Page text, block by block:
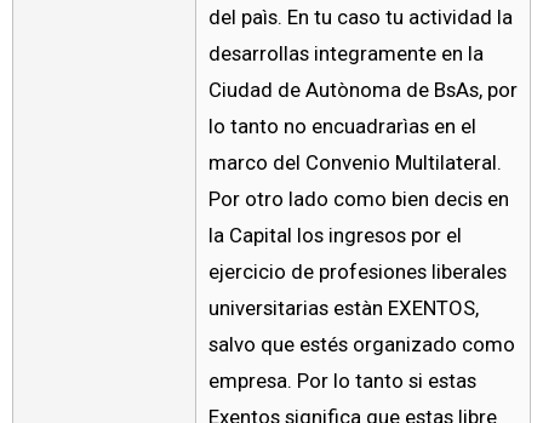
del paìs. En tu caso tu actividad la
desarrollas integramente en la
Ciudad de Autònoma de BsAs, por
lo tanto no encuadrarìas en el
marco del Convenio Multilateral.
Por otro lado como bien decis en
la Capital los ingresos por el
ejercicio de profesiones liberales
universitarias estàn EXENTOS,
salvo que estés organizado como
empresa. Por lo tanto si estas
Exentos significa que estas libre